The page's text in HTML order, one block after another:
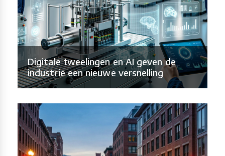
Digitale tweelingen en AI geven de
industrie een nieuwe versnelling